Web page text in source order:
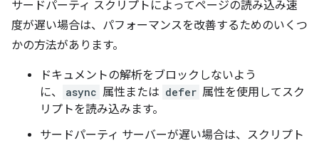
サードパーティ スクリプトによってページの読み込み速
度が遅い場合は、パフォーマンスを改善するためのいくつ
かの方法があります。
ドキュメントの解析をブロックしないよう
に、
async 属性または defer 属性を使用してスク
リプトを読み込みます。
サードパーティ サーバーが遅い場合は、スクリプト